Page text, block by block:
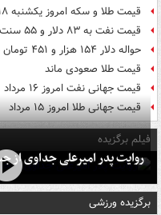
قیمت طلا و سکه امروز یکشنبه ۱۸ مرداد ۱۴۰۵
قیمت نفت به ۸۳ دلار و ۵۵ سنت در هر بشکه رسید
حواله دلار ۱۵۴ هزار و ۴۵۱ تومان شد
قیمت طلا صعودی ماند
قیمت جهانی نفت امروز ۱۶ مرداد
قیمت جهانی طلا امروز ۱۵ مرداد
فیلم برگزیده
روایت پدر امیرعلی جداوی
برگزیده ورزشی